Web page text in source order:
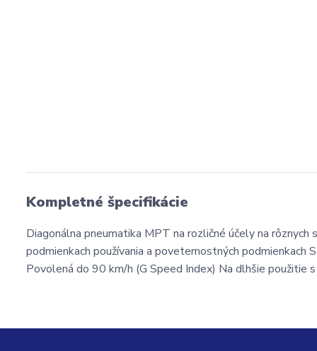
Kompletné špecifikácie
Diagonálna pneumatika MPT na rozličné účely na
podmienkach používania a poveternostných
Povolená do 90 km/h (G Speed Index) Na dlhšie použitie